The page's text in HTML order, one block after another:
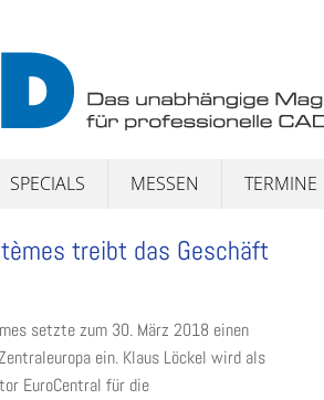
SPECIALS MESSEN TERMINE
treibt das Geschäft
setzte zum 30. März 2018 einen
ein. Klaus Löckel wird als
EuroCentral für die